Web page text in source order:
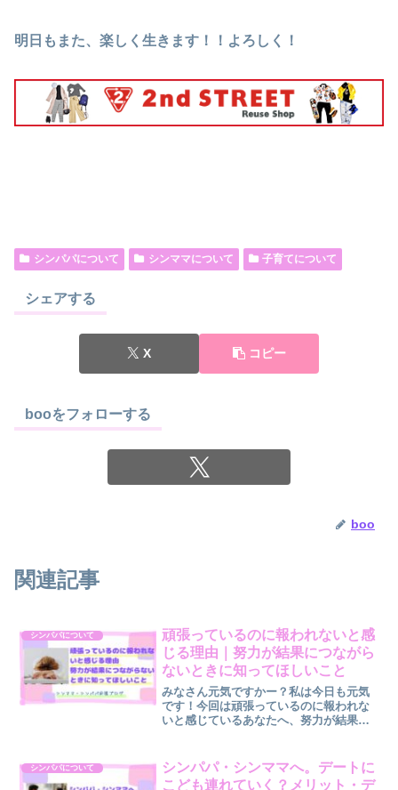
明日もまた、楽しく生きます！！よろしく！
シンパパについて シンママについて 子育てについて
シェアする
X コピー
booをフォローする
boo
関連記事
シンパパについて
頑張っているのに報われないと感
じる理由｜努力が結果につながら
ないときに知ってほしいこと
みなさん元気ですかー？私は今日も元気
です！今回は頑張っているのに報われな
いと感じているあなたへ、努力が結果に
っているのに、どうして報われないんだ
ろう…」仕事、子育て、家...
シンパパについて
シンパパ・シンママへ。デートに
こども連れていく？メリット・デ